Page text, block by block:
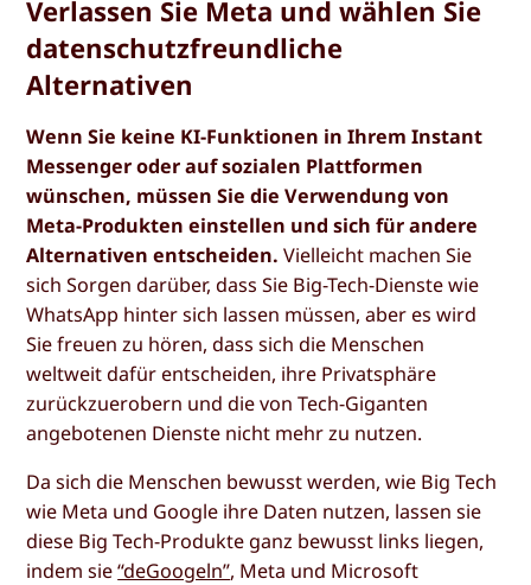
Verlassen Sie Meta und wählen Sie
datenschutzfreundliche
Alternativen
Wenn Sie keine KI-Funktionen in Ihrem Instant
Messenger oder auf sozialen Plattformen
wünschen, müssen Sie die Verwendung von
Meta-Produkten einstellen und sich für andere
Alternativen entscheiden. Vielleicht machen Sie
sich Sorgen darüber, dass Sie Big-Tech-Dienste wie
WhatsApp hinter sich lassen müssen, aber es wird
Sie freuen zu hören, dass sich die Menschen
weltweit dafür entscheiden, ihre Privatsphäre
zurückzuerobern und die von Tech-Giganten
angebotenen Dienste nicht mehr zu nutzen.
Da sich die Menschen bewusst werden, wie Big Tech
wie Meta und Google ihre Daten nutzen, lassen sie
diese Big Tech-Produkte ganz bewusst links liegen,
indem sie“deGoogeln”, Meta und Microsoft